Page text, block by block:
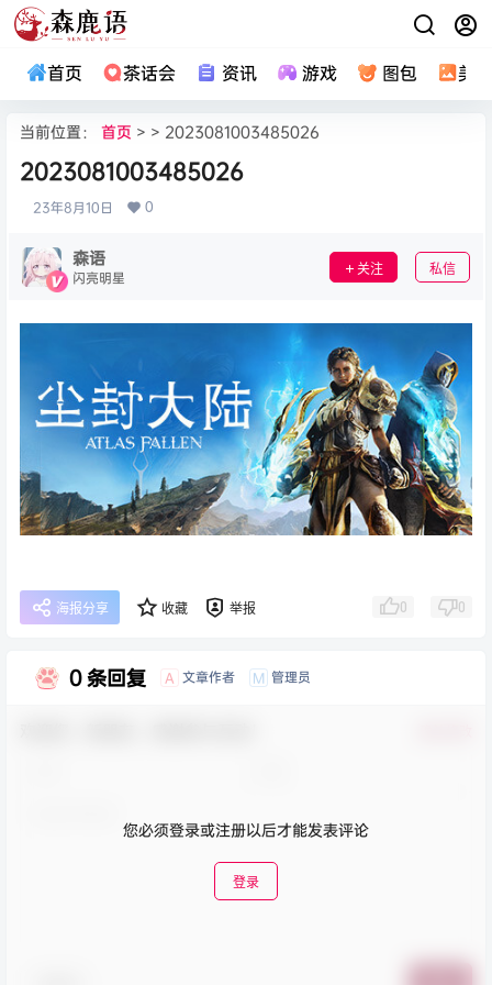
首页 茶话会 资讯 游戏 图包 美
当前位置： 首页 > > 2023081003485026
2023081003485026
23年8月10日 0
森语
闪亮明星 关注 私信
海报分享 收藏 举报 0 0
0 条回复 A 文章作者 M 管理员
您必须登录或注册以后才能发表评论
登录